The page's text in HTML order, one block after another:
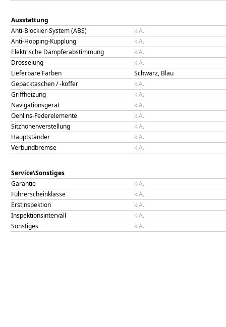
Ausstattung
Anti-Blockier-System (ABS)
k.A.
Anti-Hopping-Kupplung
k.A.
Elektrische Dämpferabstimmung
k.A.
Drosselung
k.A.
Lieferbare Farben
Schwarz, Blau
Gepäcktaschen / -koffer
k.A.
Griffheizung
k.A.
Navigationsgerät
k.A.
Oehlins-Federelemente
k.A.
Sitzhöhenverstellung
k.A.
Hauptständer
k.A.
Verbundbremse
k.A.
Service\Sonstiges
Garantie
k.A.
Führerscheinklasse
k.A.
Erstinspektion
k.A.
Inspektionsintervall
k.A.
Sonstiges
k.A.